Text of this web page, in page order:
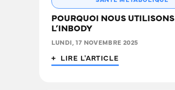
POURQUOI NOUS UTILISONS
L’INBODY
LUNDI, 17 NOVEMBRE 2025
+ LIRE L'ARTICLE